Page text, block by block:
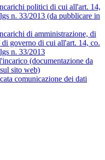
politici di cui all'art. 14,
n. 33/2013 (da pubblicare in
di amministrazione, di
di governo di cui all'art. 14, co.
n. 33/2013
(documentazione da
sito web)
comunicazione dei dati